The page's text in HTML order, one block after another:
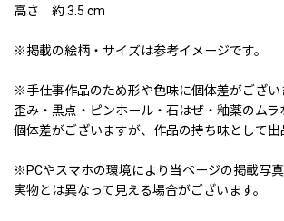
高さ 約 3.5 cm
※掲載の絵柄・サイズは参考イメージです。
※手仕事作品のため形や色味に個体差がござい
歪み・黒点・ピンホール・石はぜ・釉薬のムラ
個体差がございますが、作品の持ち味として出
※PCやスマホの環境により当ページの掲載写
実物とは異なって見える場合がございます。